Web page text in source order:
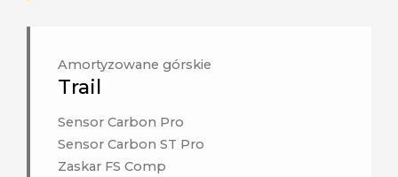
Amortyzowane górskie
Trail
Sensor Carbon Pro
Sensor Carbon ST Pro
Zaskar FS Comp